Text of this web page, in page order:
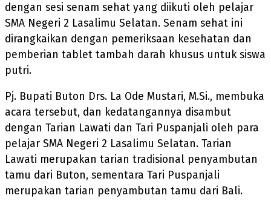
dengan sesi senam sehat yang diikuti oleh pelajar
SMA Negeri 2 Lasalimu Selatan. Senam sehat ini
dirangkaikan dengan pemeriksaan kesehatan dan
pemberian tablet tambah darah khusus untuk siswa
putri.
Pj. Bupati Buton Drs. La Ode Mustari, M.Si., membuka
acara tersebut, dan kedatangannya disambut
dengan Tarian Lawati dan Tari Puspanjali oleh para
pelajar SMA Negeri 2 Lasalimu Selatan. Tarian
Lawati merupakan tarian tradisional penyambutan
tamu dari Buton, sementara Tari Puspanjali
merupakan tarian penyambutan tamu dari Bali.